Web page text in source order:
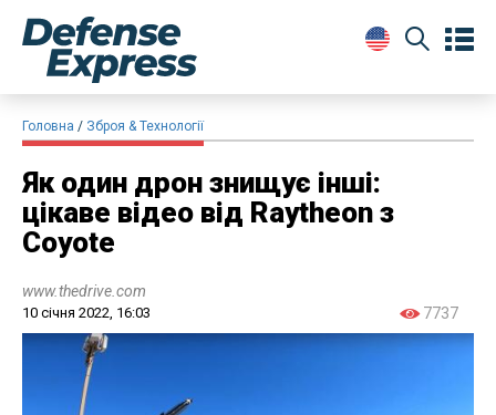
Головна Зброя & Технології
Як один дрон знищує інші:
цікаве відео від Raytheon з
Coyote
www.thedrive.com
10 січня 2022, 16:03 7737